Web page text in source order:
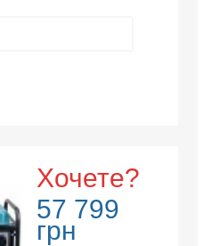
Хочете?
57 799
грн